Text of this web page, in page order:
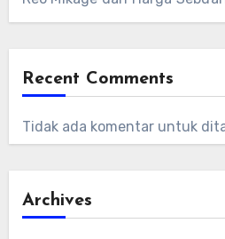
Recent Comments
Tidak ada komentar untuk
Archives